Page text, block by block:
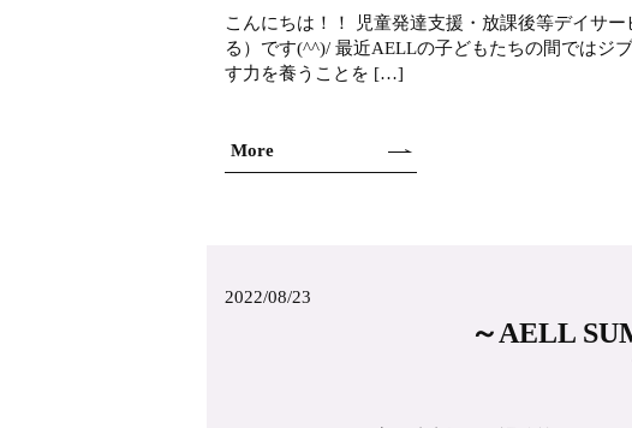
こんにちは！！ 児童発達支援・放課後等デイサ
る）です(^^)/ 最近AELLの子どもたちの間ではジ
す力を養うことを […]
More
2022/08/23
～AELL